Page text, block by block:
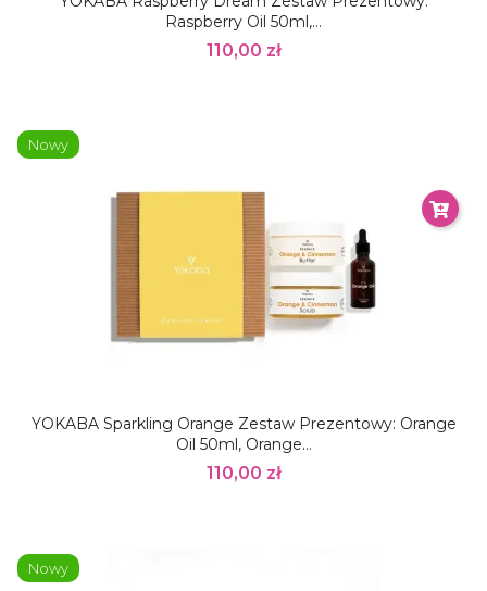
Raspberry Oil 50ml,...
110,00 zł
YOKABA Sparkling Orange Zestaw Prezentowy: Orange
Oil 50ml, Orange...
110,00 zł
Nowy
Nowy